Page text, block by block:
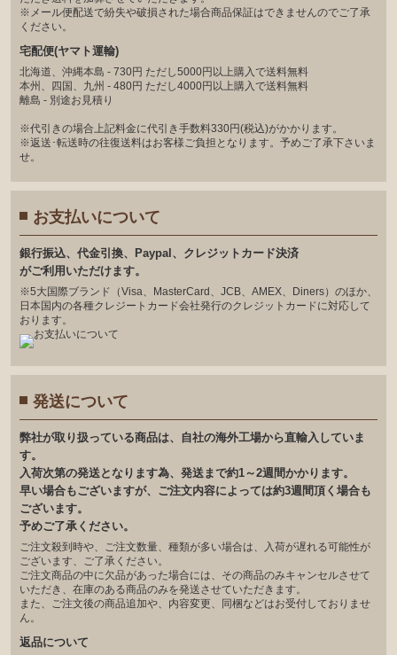
※メール便配送で紛失や破損された場合商品保証はできませんのでご了承
ください。
宅配便(ヤマト運輸)
北海道、沖縄本島 - 730円 ただし5000円以上購入で送料無料
本州、四国、九州 - 480円 ただし4000円以上購入で送料無料
離島 - 別途お見積り
※代引きの場合上記料金に代引き手数料330円(税込)がかかります。
※返送･転送時の往復送料はお客様ご負担となります。予めご了承下さいま
せ。
お支払いについて
銀⾏振込、代⾦引換、Paypal、クレジットカード決済
がご利⽤いただけます。
※5大国際ブランド（Visa、MasterCard、JCB、AMEX、Diners）のほか、
日本国内の各種クレジートカード会社発行のクレジットカードに対応して
おります。
発送について
弊社が取り扱っている商品は、自社の海外工場から直輸入していま
す。
入荷次第の発送となります為、発送まで約1～2週間かかります。
早い場合もございますが、ご注文内容によっては約3週間頂く場合も
ございます。
予めご了承ください。
ご注文殺到時や、ご注文数量、種類が多い場合は、入荷が遅れる可能性が
ございます、ご了承ください。
ご注文商品の中に欠品があった場合には、その商品のみキャンセルさせて
いただき、在庫のある商品のみを発送させていただきます。
また、ご注文後の商品追加や、内容変更、同梱などはお受付しておりませ
ん。
返品について